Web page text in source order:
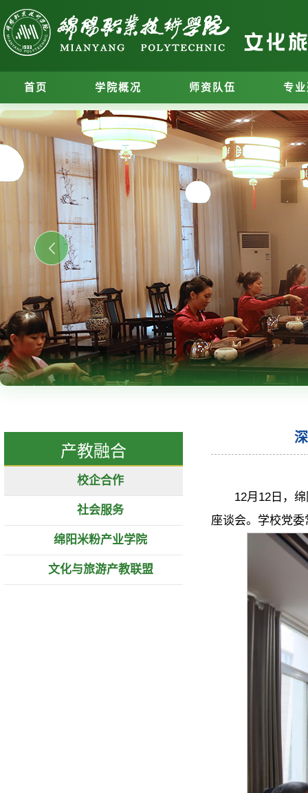
首页 学院概况 师资队伍 专
产教融合
校企合作
社会服务
绵阳米粉产业学院
文化与旅游产教联盟
12月12日，
座谈会。学校党